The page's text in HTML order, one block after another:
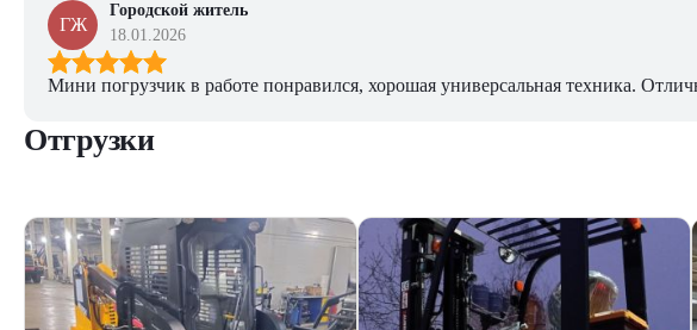
ГЖ
Городской житель
18.01.2026
Мини погрузчик в работе понравился, хорошая универсальная техника.
Отгрузки